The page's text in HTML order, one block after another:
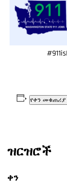
የቀን
ዝርዝሮች
ቀን